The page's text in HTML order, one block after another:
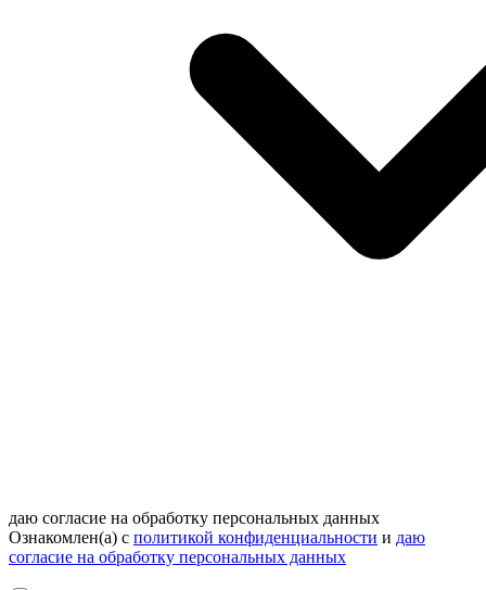
даю согласие на обработку персональных данных
Ознакомлен(а) с политикой конфиденциальности и даю
согласие на обработку персональных данных